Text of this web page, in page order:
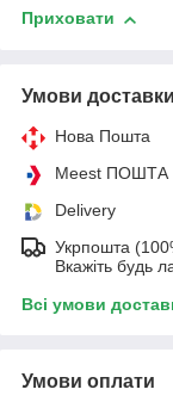
Приховати
Умови доставки
Нова Пошта
Meest ПОШТА
Delivery
Укрпошта
Вкажіть будь
Всі умови
Умови оплати